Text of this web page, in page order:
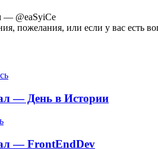
— @eaSyiCe
пожелания, или если у вас есть
— День в Истории
— FrontEndDev